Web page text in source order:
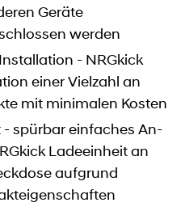
Geräte
werden
- NRGkick
einer Vielzahl an
mit minimalen Kosten
spürbar einfaches An-
Ladeeinheit an
aufgrund